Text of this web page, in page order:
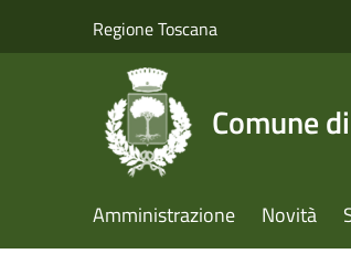
Regione Toscana
Comune
Amministrazione Novità